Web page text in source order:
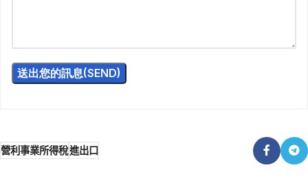
營利事業所得稅進出口